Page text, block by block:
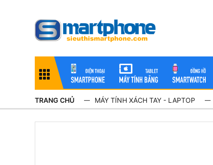
TRANG CHỦ — MÁY TÍNH XÁCH TAY - LAPTOP —